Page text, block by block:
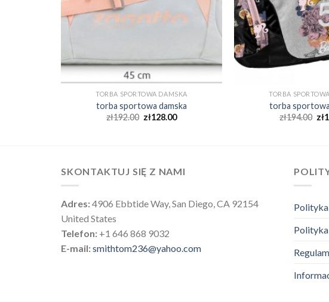
TORBA SPORTOWA DAMSKA
torba sportowa damska
zł192.00 zł128.00
TORBA
torba sportowa
zł194.00 zł
SKONTAKTUJ SIĘ Z NAMI
Adres:4906 Ebbtide Way, San Diego, CA 92154
United States
Telefon: +1 646 868 9032
E-mail:smithtom236@yahoo.com